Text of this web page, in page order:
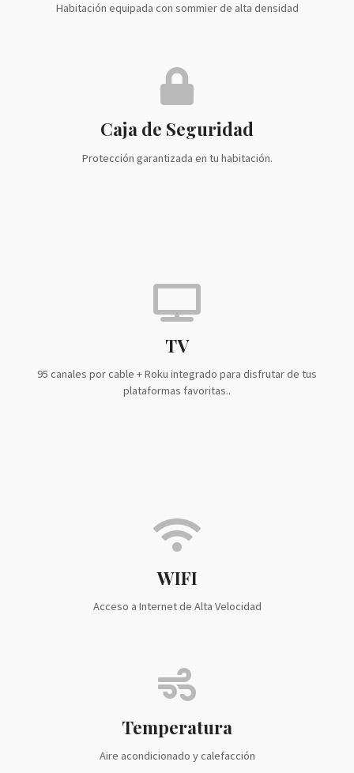
Habitación equipada con sommier de alta densidad
Caja de Seguridad
Protección garantizada en tu habitación.
TV
95 canales por cable + Roku integrado para disfrutar de tus
plataformas favoritas..
WIFI
Acceso a Internet de Alta Velocidad
Temperatura
Aire acondicionado y calefacción